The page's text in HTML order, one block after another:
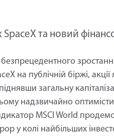
та новий
на публічній біржі,
загальну
надзвичайно
MSCI World
у колі найбільших